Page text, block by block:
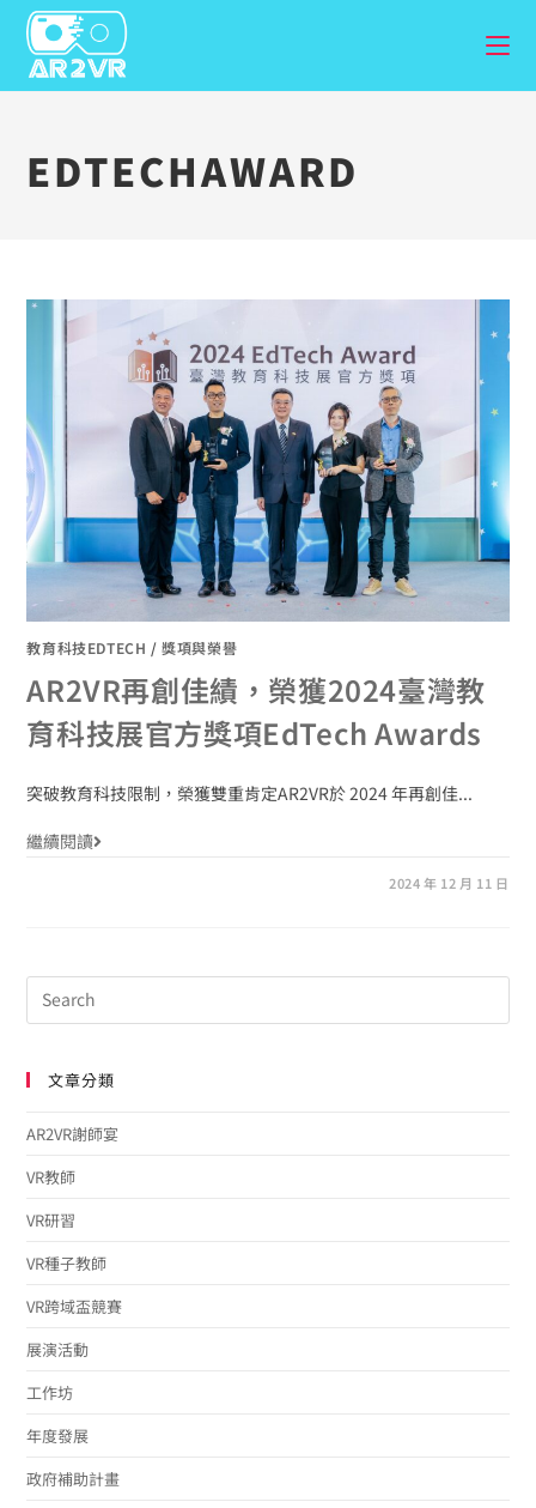
EDTECHAWARD
教育科技EDTECH /獎項與榮譽
AR2VR再創佳績，榮獲2024臺灣教
育科技展官方獎項EdTech Awards
突破教育科技限制，榮獲雙重肯定AR2VR於 2024 年再創佳...
繼續閱讀
2024 年 12 月 11 日
文章分類
AR2VR謝師宴
VR教師
VR研習
VR種子教師
VR跨域盃競賽
展演活動
工作坊
年度發展
政府補助計畫